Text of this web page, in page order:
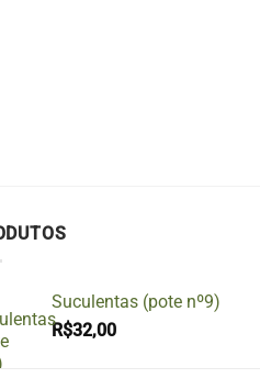
Suculentas (pote nº9)
R$32,00